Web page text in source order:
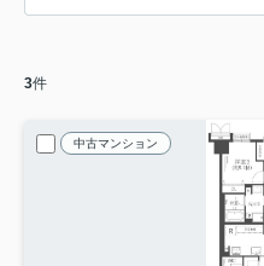
3件
中古マンション